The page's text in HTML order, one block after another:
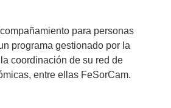
para personas
programa gestionado por la
coordinación de su red de
entre ellas FeSorCam.